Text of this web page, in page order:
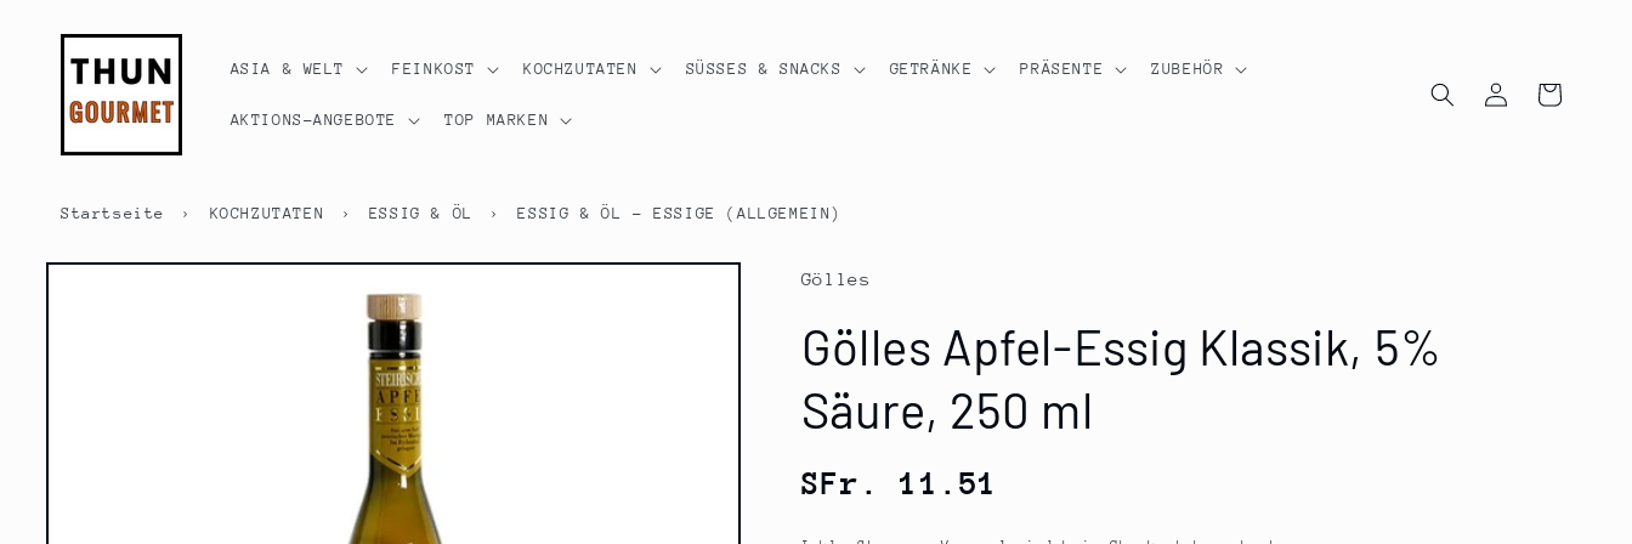
ASIA & WELT FEINKOST KOCHZUTATEN SÜSSES & SNACKS GETRÄNKE PRÄSENTE ZUBEHÖR
AKTIONS-ANGEBOTE TOP MARKEN
EinloggenWarenkorb
Startseite › KOCHZUTATEN › ESSIG & ÖL › ESSIG & ÖL - ESSIGE (ALLGEMEIN)
Gölles
Gölles Apfel-Essig Klassik, 5%
Säure, 250 ml
Normaler
SFr. 11.51